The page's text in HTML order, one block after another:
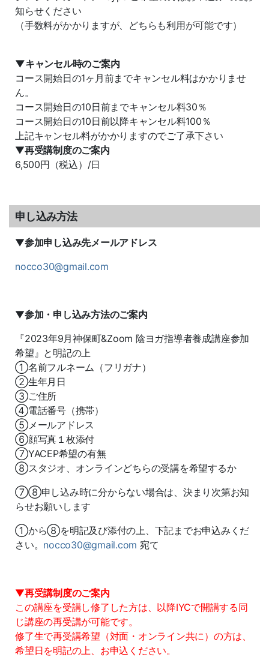
知らせください
（手数料がかかりますが、どちらも利用が可能です）
▼キャンセル時のご案内
コース開始日の1ヶ月前までキャンセル料はかかりませ
ん。
コース開始日の10日前までキャンセル料30％
コース開始日の10日前以降キャンセル料100％
上記キャンセル料がかかりますのでご了承下さい
▼再受講制度のご案内
6,500円（税込）/日
申し込み方法
▼参加申し込み先メールアドレス
nocco30@gmail.com
▼参加・申し込み方法のご案内
『2023年9月神保町&Zoom 陰ヨガ指導者養成講座参加
希望』と明記の上
①名前フルネーム（フリガナ）
②生年月日
③ご住所
④電話番号（携帯）
⑤メールアドレス
⑥顔写真１枚添付
⑦YACEP希望の有無
⑧スタジオ、オンラインどちらの受講を希望するか
⑦⑧申し込み時に分からない場合は、決まり次第お知
らせお願いします
①から⑧を明記及び添付の上、下記までお申込みくだ
さい。 nocco30@gmail.com 宛て
▼再受講制度のご案内
この講座を受講し修了した方は、以降IYCで開講する同
じ講座の再受講が可能です。
修了生で再受講希望（対面・オンライン共に）の方は、
希望日を明記の上、お申込ください。